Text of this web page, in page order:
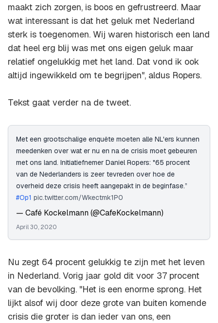
maakt zich zorgen, is boos en gefrustreerd. Maar
wat interessant is dat het geluk met Nederland
sterk is toegenomen. Wij waren historisch een land
dat heel erg blij was met ons eigen geluk maar
relatief ongelukkig met het land. Dat vond ik ook
altijd ingewikkeld om te begrijpen", aldus Ropers.
Tekst gaat verder na de tweet.
Met een grootschalige enquête moeten alle NL'ers kunnen
meedenken over wat er nu en na de crisis moet gebeuren
met ons land. Initiatiefnemer Daniel Ropers: "65 procent
van de Nederlanders is zeer tevreden over hoe de
overheid deze crisis heeft aangepakt in de beginfase.”
#Op1 pic.twitter.com/Wkectmk1P0
— Café Kockelmann (@CafeKockelmann)
April 30, 2020
Nu zegt 64 procent gelukkig te zijn met het leven
in Nederland. Vorig jaar gold dit voor 37 procent
van de bevolking. "Het is een enorme sprong. Het
lijkt alsof wij door deze grote van buiten komende
crisis die groter is dan ieder van ons, een